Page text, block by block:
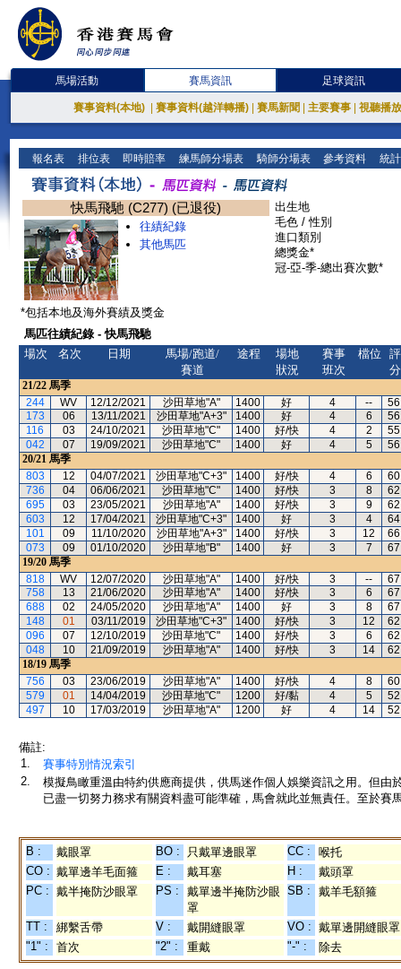
馬場活動 賽馬資訊 足球資訊
賽事資料(本地) 賽事資料(越洋轉播) 賽馬新聞 主要賽事 視聽播
報名表 排位表 即時賠率 練馬師分場表 騎師分場表 參考資料 統
快馬飛馳 (C277) (已退役)
往績紀錄
其他馬匹
出生地
毛色 / 性別
進口類別
總獎金*
冠-亞-季-總出賽次數*
*包括本地及海外賽績及獎金
馬匹往績紀錄 - 快馬飛馳
場次
名次 日期
馬場/跑道/
賽道
途程
場地
狀況
賽事
班次
檔位
評
分
21/22 馬季
244
WV 12/12/2021 沙田草地"A" 1400 好 4 --
56
173
06 13/11/2021 沙田草地"A+3" 1400 好 4 6
56
116
03 24/10/2021 沙田草地"C" 1400 好/快 4 2
55
042
07 19/09/2021 沙田草地"C" 1400 好 4 5
56
20/21 馬季
803
12 04/07/2021 沙田草地"C+3" 1400 好/快 4 6
60
736
04 06/06/2021 沙田草地"C" 1400 好/快 3 8
62
695
03 23/05/2021 沙田草地"A" 1400 好/快 3 9
62
603
12 17/04/2021 沙田草地"C+3" 1400 好 3 4
64
101
09 11/10/2020 沙田草地"A+3" 1400 好/快 3 12
66
073
09 01/10/2020 沙田草地"B" 1400 好 3 7
67
19/20 馬季
818
WV 12/07/2020 沙田草地"A" 1400 好/快 3 --
67
758
13 21/06/2020 沙田草地"A" 1400 好/快 3 6
67
688
02 24/05/2020 沙田草地"A" 1400 好 3 8
67
148
01 03/11/2019 沙田草地"C+3" 1400 好/快 3 12
62
096
07 12/10/2019 沙田草地"C" 1400 好/快 3 6
62
048
10 21/09/2019 沙田草地"A" 1400 好/快 3 14
62
18/19 馬季
756
03 23/06/2019 沙田草地"A" 1400 好/快 4 8
60
579
01 14/04/2019 沙田草地"C" 1200 好/黏 4 5
52
497
10 17/03/2019 沙田草地"A" 1200 好 4 14 52
備註:
1.
賽事特別情況索引
2.
模擬鳥瞰重溫由特約供應商提供，供馬迷作個人娛樂資訊之用。但
已盡一切努力務求有關資料盡可能準確，馬會就此並無責任。至於賽
B : 戴眼罩 BO : 只戴單邊眼罩 CC :
喉托
CO : 戴單邊羊毛面箍 E : 戴耳塞 H :
戴頭罩
PC : 戴半掩防沙眼罩 PS :
戴單邊半掩防沙眼
罩
SB : 戴羊毛額箍
TT : 綁繫舌帶 V : 戴開縫眼罩 VO : 戴單邊開縫眼罩
"1" :
首次 "2" : 重戴 "-" : 除去